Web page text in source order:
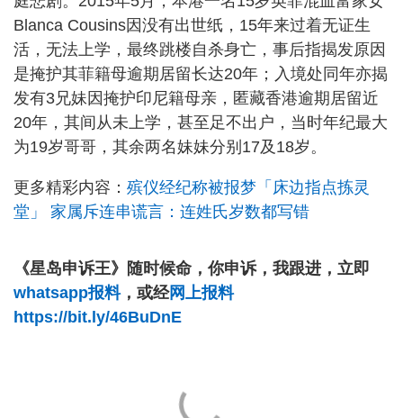
Blanca Cousins因没有出世纸，15年来过着无证生
活，无法上学，最终跳楼自杀身亡，事后指揭发原因
是掩护其菲籍母逾期居留长达20年；入境处同年亦揭
发有3兄妹因掩护印尼籍母亲，匿藏香港逾期居留近
20年，其间从未上学，甚至足不出户，当时年纪最大
为19岁哥哥，其余两名妹妹分别17及18岁。
更多精彩内容： 殡仪经纪称被报梦「床边指点拣灵
堂」 家属斥连串谎言：连姓氏岁数都写错
《星岛申诉王》随时候命，你申诉，我跟进，立即
whatsapp报料，或经网上报料
https://bit.ly/46BuDnE